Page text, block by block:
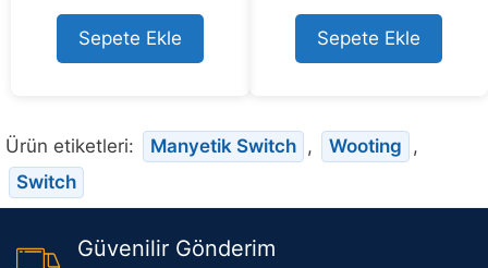
t
o
f
5
Sepete Ekle
u
t
o
f
Sepete Ekle
Ürün etiketleri: Manyetik Switch , Wooting
,
Switch
Güvenilir Gönderim